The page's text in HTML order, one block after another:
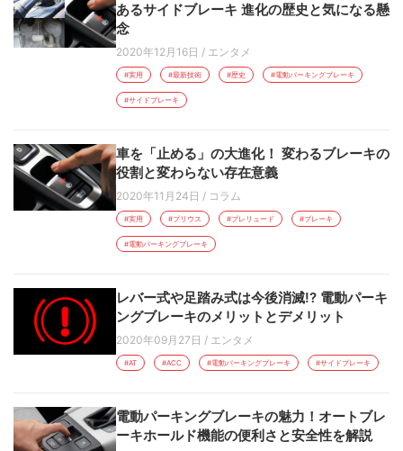
あるサイドブレーキ 進化の歴史と気になる懸
念
2020年12月16日 / エンタメ
#実用 #最新技術 #歴史 #電動パーキングブレーキ
#サイドブレーキ
車を「止める」の大進化！ 変わるブレーキの
役割と変わらない存在意義
2020年11月24日 / コラム
#実用 #プリウス #プレリュード #ブレーキ
#電動パーキングブレーキ
レバー式や足踏み式は今後消滅!? 電動パーキ
ングブレーキのメリットとデメリット
2020年09月27日 / エンタメ
#AT #ACC #電動パーキングブレーキ #サイドブレーキ
電動パーキングブレーキの魅力！オートブレ
ーキホールド機能の便利さと安全性を解説